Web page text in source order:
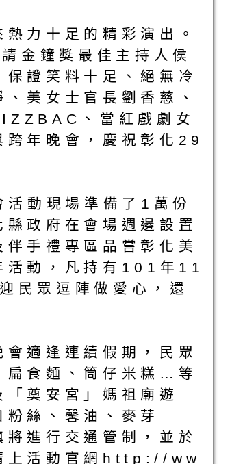
力十足的精彩演出。
金鐘獎最佳主持人侯
證笑料十足、絕無冷
美女士官長劉香慈、
、當紅戲劇女
跨年晚會，慶祝彰化29
動現場準備了1萬份
政府在會場週邊設置
手禮專區品嘗彰化美
活動，凡持有101年11
民眾逗陣做愛心，還
適逢連續假期，民眾
扁食麵、筒仔米糕…等
奠安宮」媽祖廟遊
絲、馨油、麥芽
進行交通管制，並於
上活動官網http://ww